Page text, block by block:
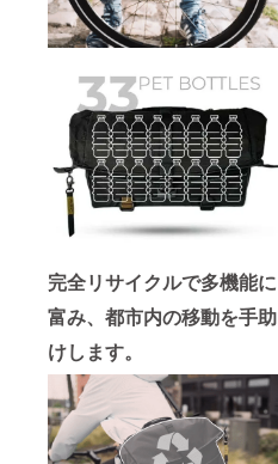
完全リサイクルで多機能に
富み、都市内の移動を手助
けします。